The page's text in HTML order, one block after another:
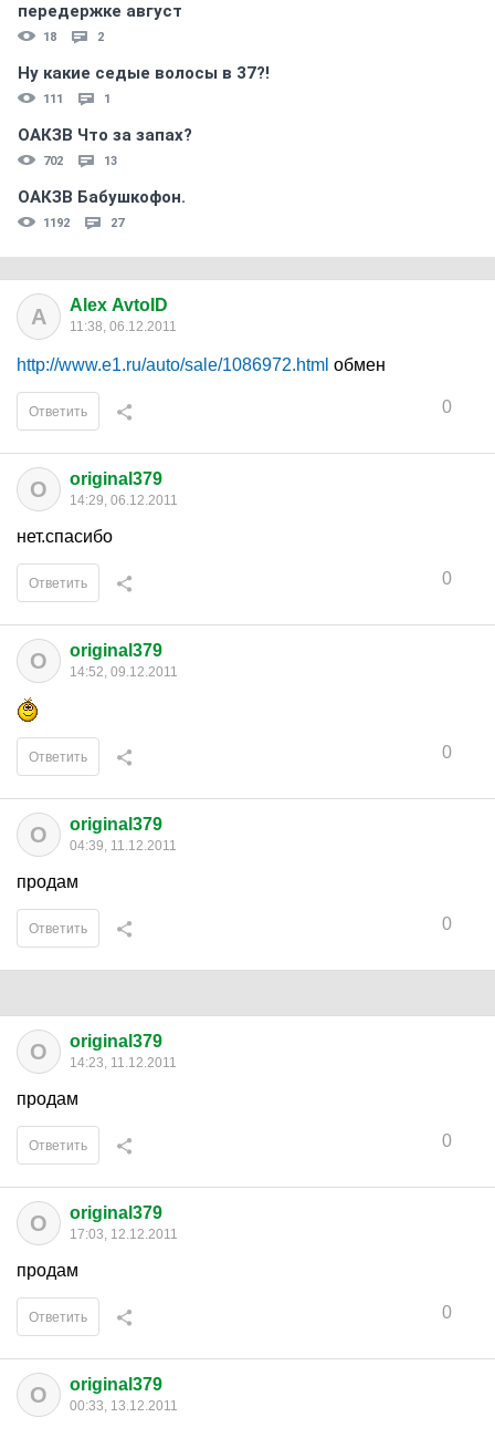
передержке август
18 2
Ну какие седые волосы в 37?!
111 1
ОАКЗВ Что за запах?
702 13
ОАКЗВ Бабушкофон.
1192 27
A Alex AvtoID
11:38, 06.12.2011
http://www.e1.ru/auto/sale/1086972.html обмен
0
Ответить
O original379
14:29, 06.12.2011
нет.спасибо
0
Ответить
O original379
14:52, 09.12.2011
0
Ответить
O original379
04:39, 11.12.2011
продам
0
Ответить
O original379
14:23, 11.12.2011
продам
0
Ответить
O original379
17:03, 12.12.2011
продам
0
Ответить
O original379
00:33, 13.12.2011